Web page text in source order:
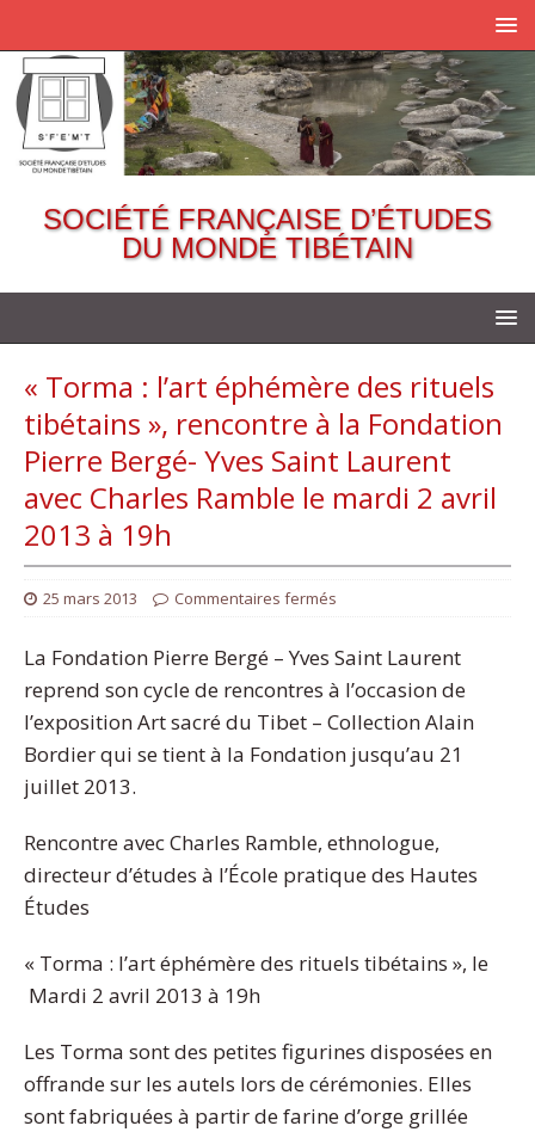
SOCIÉTÉ FRANÇAISE D’ÉTUDES
DU MONDE TIBÉTAIN
« Torma : l’art éphémère des rituels
tibétains », rencontre à la Fondation
Pierre Bergé- Yves Saint Laurent
avec Charles Ramble le mardi 2 avril
2013 à 19h
25 mars 2013 Commentaires fermés
La Fondation Pierre Bergé – Yves Saint Laurent
reprend son cycle de rencontres à l’occasion de
l’exposition Art sacré du Tibet – Collection Alain
Bordier qui se tient à la Fondation jusqu’au 21
juillet 2013.
Rencontre avec Charles Ramble, ethnologue,
directeur d’études à l’École pratique des Hautes
Études
« Torma : l’art éphémère des rituels tibétains », le
Mardi 2 avril 2013 à 19h
Les Torma sont des petites figurines disposées en
offrande sur les autels lors de cérémonies. Elles
sont fabriquées à partir de farine d’orge grillée